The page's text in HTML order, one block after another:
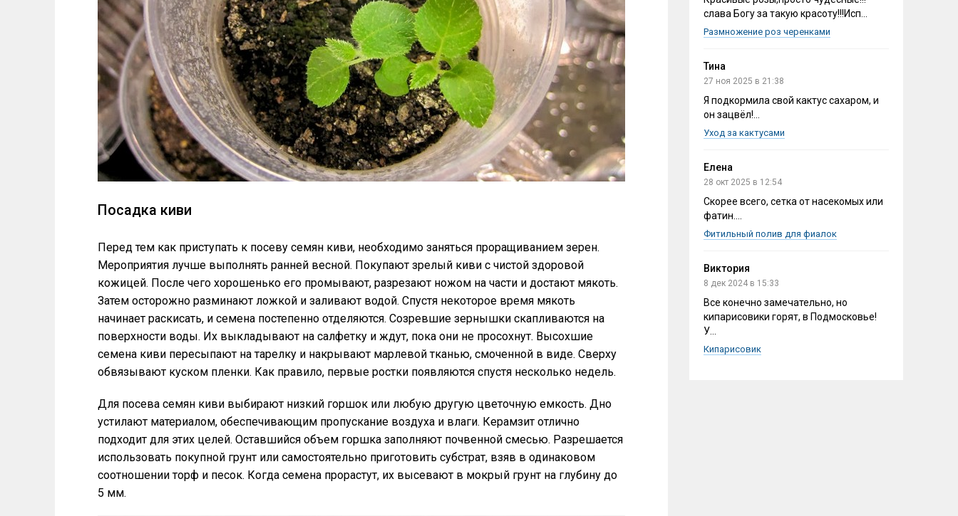
Посадка киви
Перед тем как приступать к посеву семян киви, необходимо заняться проращиванием зерен.
Мероприятия лучше выполнять ранней весной. Покупают зрелый киви с чистой здоровой
кожицей. После чего хорошенько его промывают, разрезают ножом на части и достают мякоть.
Затем осторожно разминают ложкой и заливают водой. Спустя некоторое время мякоть
начинает раскисать, и семена постепенно отделяются. Созревшие зернышки скапливаются на
поверхности воды. Их выкладывают на салфетку и ждут, пока они не просохнут. Высохшие
семена киви пересыпают на тарелку и накрывают марлевой тканью, смоченной в виде. Сверху
обвязывают куском пленки. Как правило, первые ростки появляются спустя несколько недель.
Для посева семян киви выбирают низкий горшок или любую другую цветочную емкость. Дно
устилают материалом, обеспечивающим пропускание воздуха и влаги. Керамзит отлично
подходит для этих целей. Оставшийся объем горшка заполняют почвенной смесью. Разрешается
использовать покупной грунт или самостоятельно приготовить субстрат, взяв в одинаковом
соотношении торф и песок. Когда семена прорастут, их высевают в мокрый грунт на глубину до
5 мм.
слава Богу за такую красоту!!!Исп...
Размножение роз черенками
Тина
27 ноя 2025 в 21:38
Я подкормила свой кактус сахаром, и
он зацвёл!...
Уход за кактусами
Елена
28 окт 2025 в 12:54
Скорее всего, сетка от насекомых или
фатин....
Фитильный полив для фиалок
Виктория
8 дек 2024 в 15:33
Все конечно замечательно, но
кипарисовики горят, в Подмосковье!
У...
Кипарисовик